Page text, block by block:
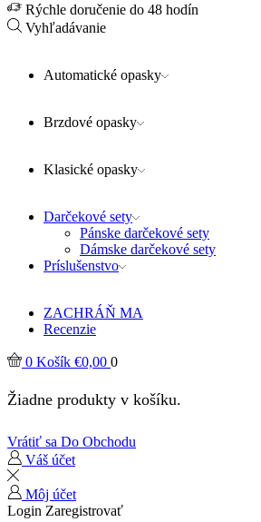
Rýchle doručenie do 48 hodín
Vyhľadávanie
Automatické opasky
Brzdové opasky
Klasické opasky
Darčekové sety
Pánske darčekové sety
Dámske darčekové sety
Príslušenstvo
ZACHRÁŇ MA
Recenzie
0 Košík €0,00 0
Žiadne produkty v košíku.
Vrátiť sa Do Obchodu
Váš účet
Môj účet
Login Zaregistrovať